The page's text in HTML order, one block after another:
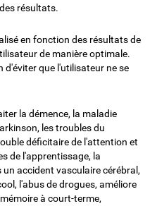
résultats.
en fonction des résultats de
de manière optimale.
que l'utilisateur ne se
la démence, la maladie
les troubles du
déficitaire de l'attention et
de l'apprentissage, la
accident vasculaire cérébral,
l'abus de drogues, améliore
à court-terme,